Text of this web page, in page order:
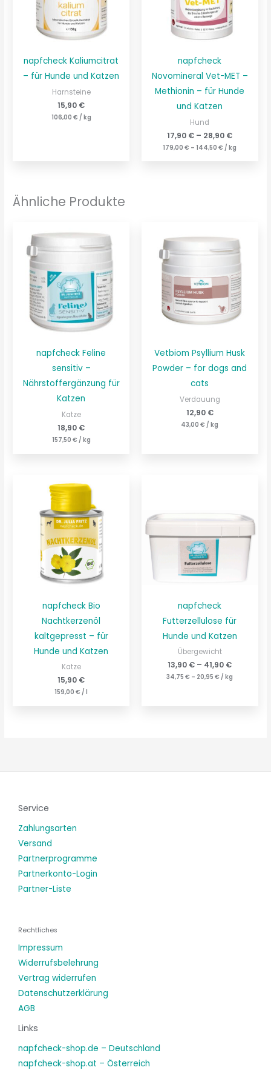
napfcheck Kaliumcitrat
– für Hunde und Katzen
Harnsteine
15,90 €
106,00 € / kg
napfcheck
Novomineral Vet-MET –
Methionin – für Hunde
und Katzen
Hund
17,90 € – 28,90 €
179,00€ –144,50€ /kg
Ähnliche Produkte
napfcheck Feline
sensitiv –
Nährstoffergänzung für
Katzen
Katze
18,90 €
157,50 € / kg
Vetbiom Psyllium Husk
Powder – for dogs and
cats
Verdauung
12,90 €
43,00€ / kg
napfcheck Bio
Nachtkerzenöl
kaltgepresst – für
Hunde und Katzen
Katze
15,90 €
159,00€ /
napfcheck
Futterzellulose für
Hunde und Katzen
Übergewicht
13,90 € – 41,90 €
34,75€ – 20,95€ / kg
Service
Zahlungsarten
Versand
Partnerprogramme
Partnerkonto-Login
Partner-Liste
Rechtliches
Impressum
Widerrufsbelehrung
Vertrag widerrufen
Datenschutzerklärung
AGB
Links
napfcheck-shop.de – Deutschland
napfcheck-shop.at – Österreich